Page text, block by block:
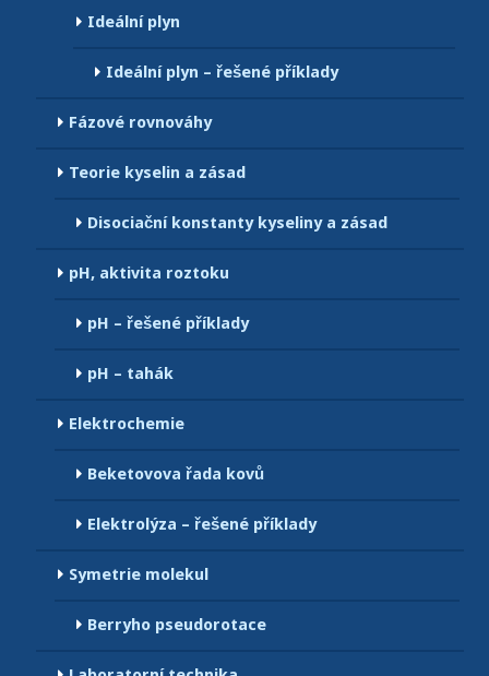
Ideální plyn
Ideální plyn – řešené příklady
Fázové rovnováhy
Teorie kyselin a zásad
Disociační konstanty kyseliny a zásad
pH, aktivita roztoku
pH – řešené příklady
pH – tahák
Elektrochemie
Beketovova řada kovů
Elektrolýza – řešené příklady
Symetrie molekul
Berryho pseudorotace